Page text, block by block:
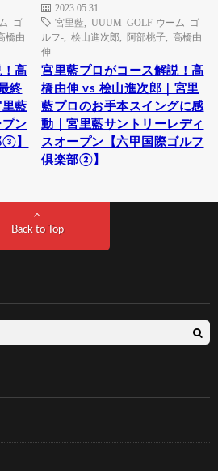
ゴ
橋由
高
終
藍
ン
③】
2023.05.31
宮里藍
UUUM GOLF-ウーム ゴ
ルフ-
桧山進次郎 阿部桃子
高橋由
伸
宮里藍プロがコース解説！高
橋由伸 vs 桧山進次郎｜宮里
藍プロのお手本スイングに感
動｜宮里藍サントリーレディ
スオープン【六甲国際ゴルフ
倶楽部②】
Back to Top